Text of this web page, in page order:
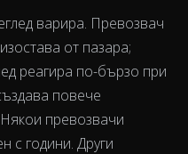
варира. Превозвач
от пазара;
реагира по-бързо при
повече
превозвачи
с години. Други